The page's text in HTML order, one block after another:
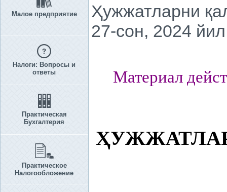
Малое предприятие
Налоги: Вопросы и
ответы
Практическая
Бухгалтерия
Практическое
Налогообложение
Ҳужжатларни
27-сон, 2024
Материал
Ҳ